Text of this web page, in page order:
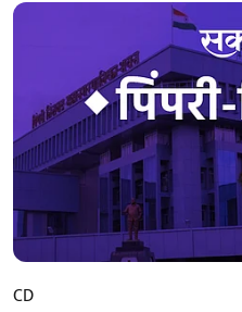
CD